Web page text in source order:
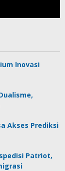
Inovasi
Akses Prediksi
Patriot,